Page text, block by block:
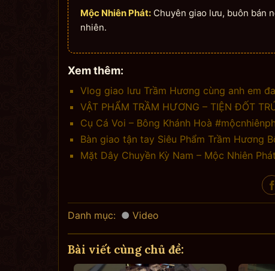
Mộc Nhiên Phát: Chuyên giao lưu, buôn bán
nhiên.
Xem thêm:
Vlog giao lưu Trầm Hương cùng anh em
VẬT PHẨM TRẦM HƯƠNG – TIỆN ĐỐT
Cụ Cá Voi – Bông Khánh Hoà
Bàn giao tận tay Siêu Phẩm Trầm Hương
Mặt Dây Chuyền Kỳ Nam – Mộc Nhiên Phát
Danh mục: Video
Bài viết cùng chủ đề: